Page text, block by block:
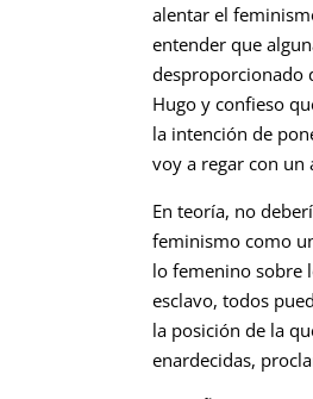
alentar el
entender que
desproporcionado
Hugo y confieso
la intención de
voy a regar con
En teoría, no
feminismo como
lo femenino sobre
esclavo, todos
la posición de la
enardecidas,